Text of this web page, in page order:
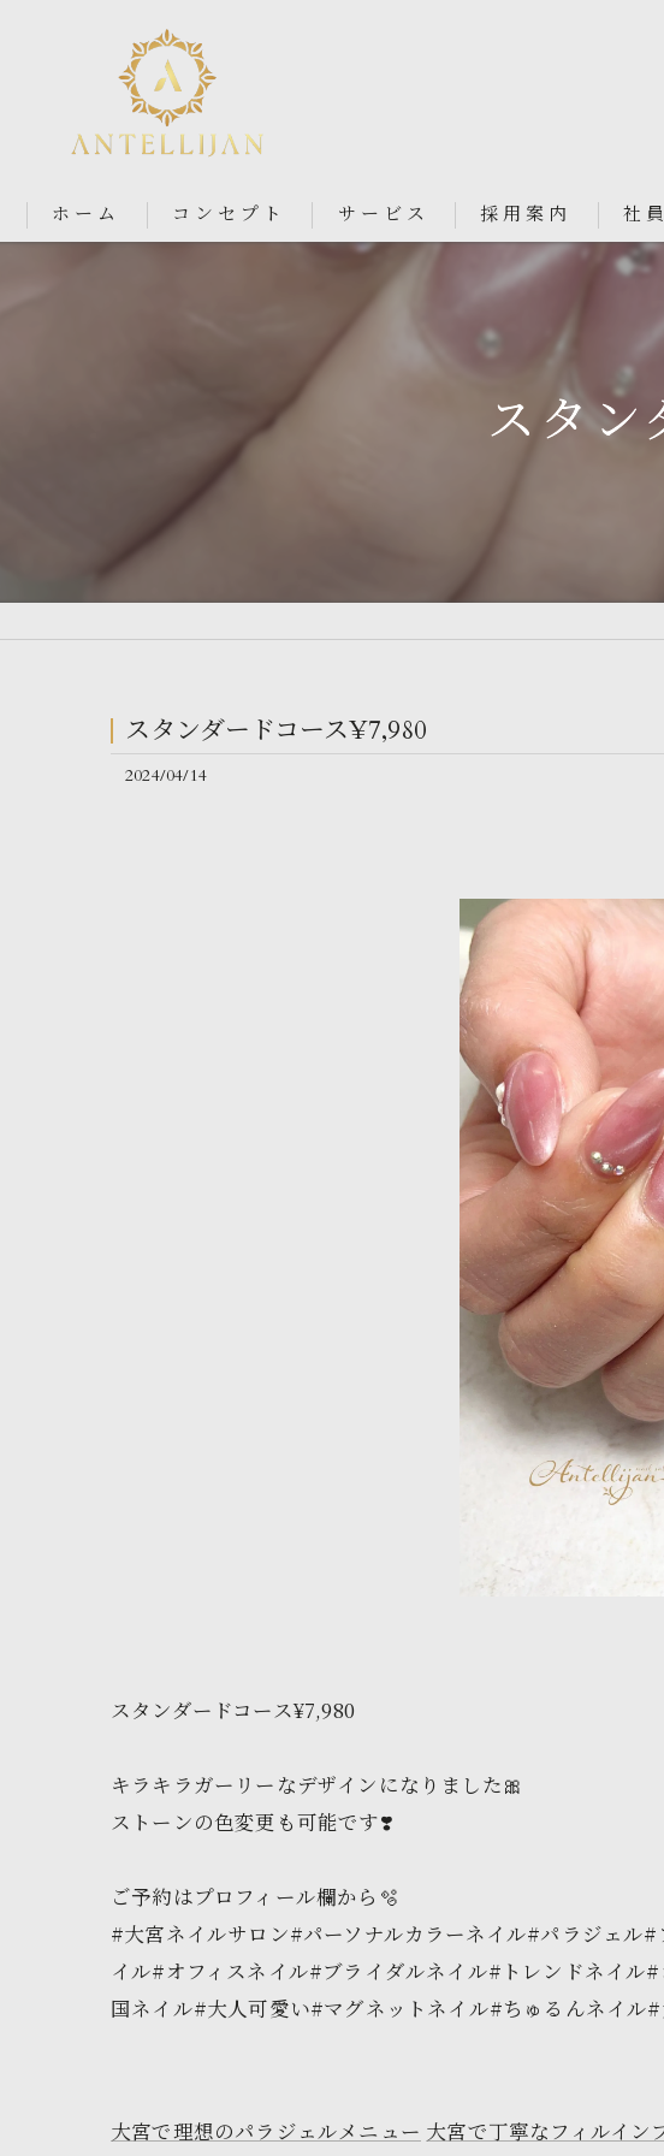
ホーム コンセプト サービス
Nail Salon Antellijan 大宮
Nail Salon Ciel By Antellijan
採用案内 社
スタ
スタンダードコース¥7,980
2024/04/14
スタンダードコース¥7,980
キラキラガーリーなデザインになりました🎀
ストーンの色変更も可能です❣️
ご予約はプロフィール欄から🫧
#大宮ネイルサロン#パーソナルカラーネイル#パラジェル
イル#オフィスネイル#ブライダルネイル#トレンドネイ
国ネイル#大人可愛い#マグネットネイル#ちゅるんネイ
大宮で理想のパラジェルメニュー 大宮で丁寧なフィルイン